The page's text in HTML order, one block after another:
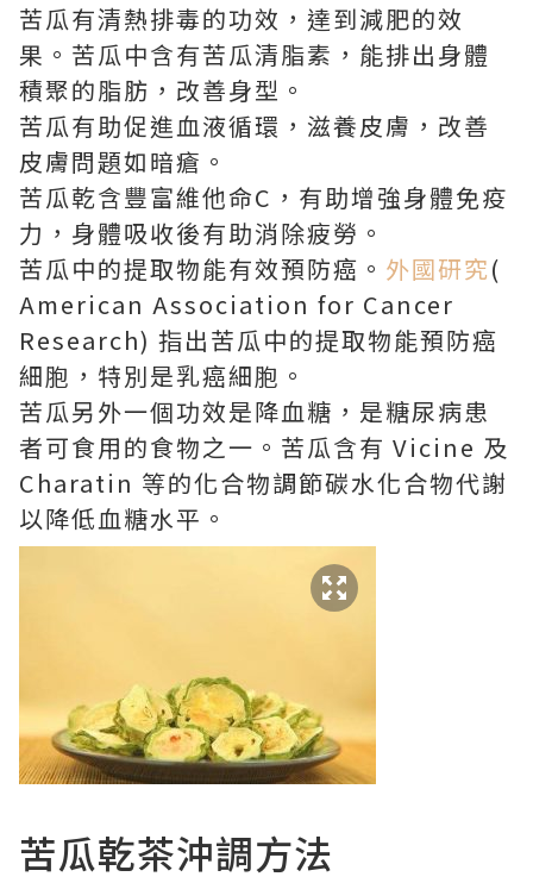
苦瓜有清熱排毒的功效，達到減肥的效
果。苦瓜中含有苦瓜清脂素，能排出身體
積聚的脂肪，改善身型。
苦瓜有助促進血液循環，滋養皮膚，改善
皮膚問題如暗瘡。
苦瓜乾含豐富維他命C，有助增強身體免疫
力，身體吸收後有助消除疲勞。
苦瓜中的提取物能有效預防癌。 外國研究(
American Association for Cancer
Research) 指出苦瓜中的提取物能預防癌
細胞，特別是乳癌細胞。
苦瓜另外一個功效是降血糖，是糖尿病患
者可食用的食物之一。苦瓜含有 Vicine 及
Charatin 等的化合物調節碳水化合物代謝
以降低血糖水平。
苦瓜乾茶沖調方法